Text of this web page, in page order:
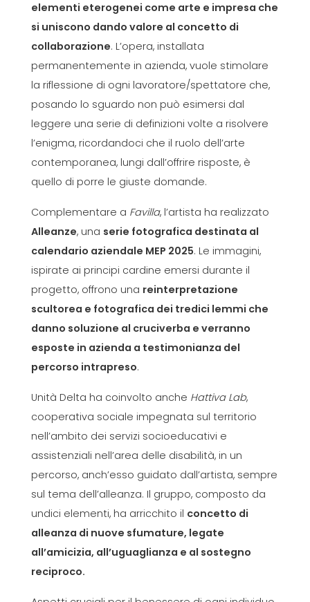
elementi eterogenei come arte e impresa che
si uniscono dando valore al concetto di
collaborazione. L’opera, installata
permanentemente in azienda, vuole stimolare
la riflessione di ogni lavoratore/spettatore che,
posando lo sguardo non può esimersi dal
leggere una serie di definizioni volte a risolvere
l’enigma, ricordandoci che il ruolo dell’arte
contemporanea, lungi dall’offrire risposte, è
quello di porre le giuste domande.
Complementare a Favilla, l’artista ha realizzato
Alleanze, una serie fotografica destinata al
calendario aziendale MEP 2025. Le immagini,
ispirate ai principi cardine emersi durante il
progetto, offrono una reinterpretazione
scultorea e fotografica dei tredici lemmi che
danno soluzione al cruciverba e verranno
esposte in azienda a testimonianza del
percorso intrapreso.
Unità Delta ha coinvolto anche Hattiva Lab,
cooperativa sociale impegnata sul territorio
nell’ambito dei servizi socioeducativi e
assistenziali nell’area delle disabilità, in un
percorso, anch’esso guidato dall’artista, sempre
sul tema dell’alleanza. Il gruppo, composto da
undici elementi, ha arricchito il concetto di
alleanza di nuove sfumature, legate
all’amicizia, all’uguaglianza e al sostegno
reciproco.